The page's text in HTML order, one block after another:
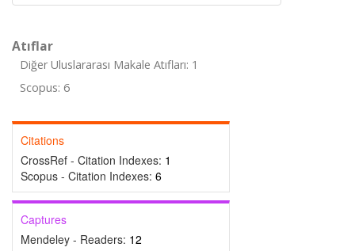
Atıflar
Diğer Uluslararası Makale Atıfları: 1
Scopus: 6
Citations
CrossRef - Citation Indexes: 1
Scopus - Citation Indexes: 6
Captures
Mendeley - Readers: 12